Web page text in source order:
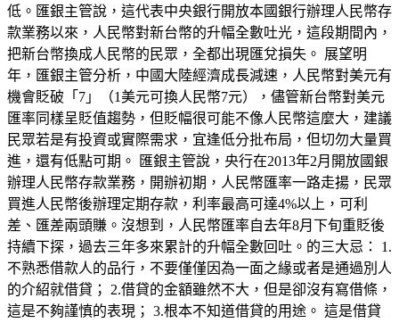
低。匯銀主管說，這代表中央銀行開放本國銀行辦理人民幣存
款業務以來，人民幣對新台幣的升幅全數吐光，這段期間內，
把新台幣換成人民幣的民眾，全都出現匯兌損失。 展望明
年，匯銀主管分析，中國大陸經濟成長減速，人民幣對美元有
機會貶破「7」（1美元可換人民幣7元），儘管新台幣對美元
匯率同樣呈貶值趨勢，但貶幅很可能不像人民幣這麼大，建議
民眾若是有投資或實際需求，宜逢低分批布局，但切勿大量買
進，還有低點可期。 匯銀主管說，央行在2013年2月開放國銀
辦理人民幣存款業務，開辦初期，人民幣匯率一路走揚，民眾
買進人民幣後辦理定期存款，利率最高可達4%以上，可利
差、匯差兩頭賺。沒想到，人民幣匯率自去年8月下旬重貶後
持續下探，過去三年多來累計的升幅全數回吐。的三大忌： 1.
不熟悉借款人的品行，不要僅僅因為一面之緣或者是通過別人
的介紹就借貸； 2.借貸的金額雖然不大，但是卻沒有寫借條，
這是不夠謹慎的表現； 3.根本不知道借貸的用途。 這是借貸